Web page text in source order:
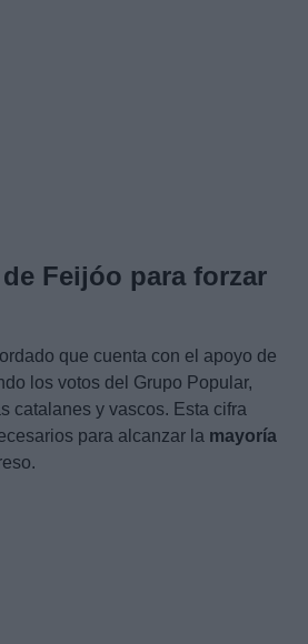
Feijóo para forzar
que cuenta con el apoyo de
los votos del Grupo Popular,
catalanes y vascos. Esta cifra
para alcanzar la mayoría